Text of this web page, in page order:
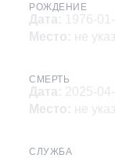
РОЖДЕНИЕ
Дата: 1976-01-
Место: не
СМЕРТЬ
Дата: 2025-
Место: не
СЛУЖБА